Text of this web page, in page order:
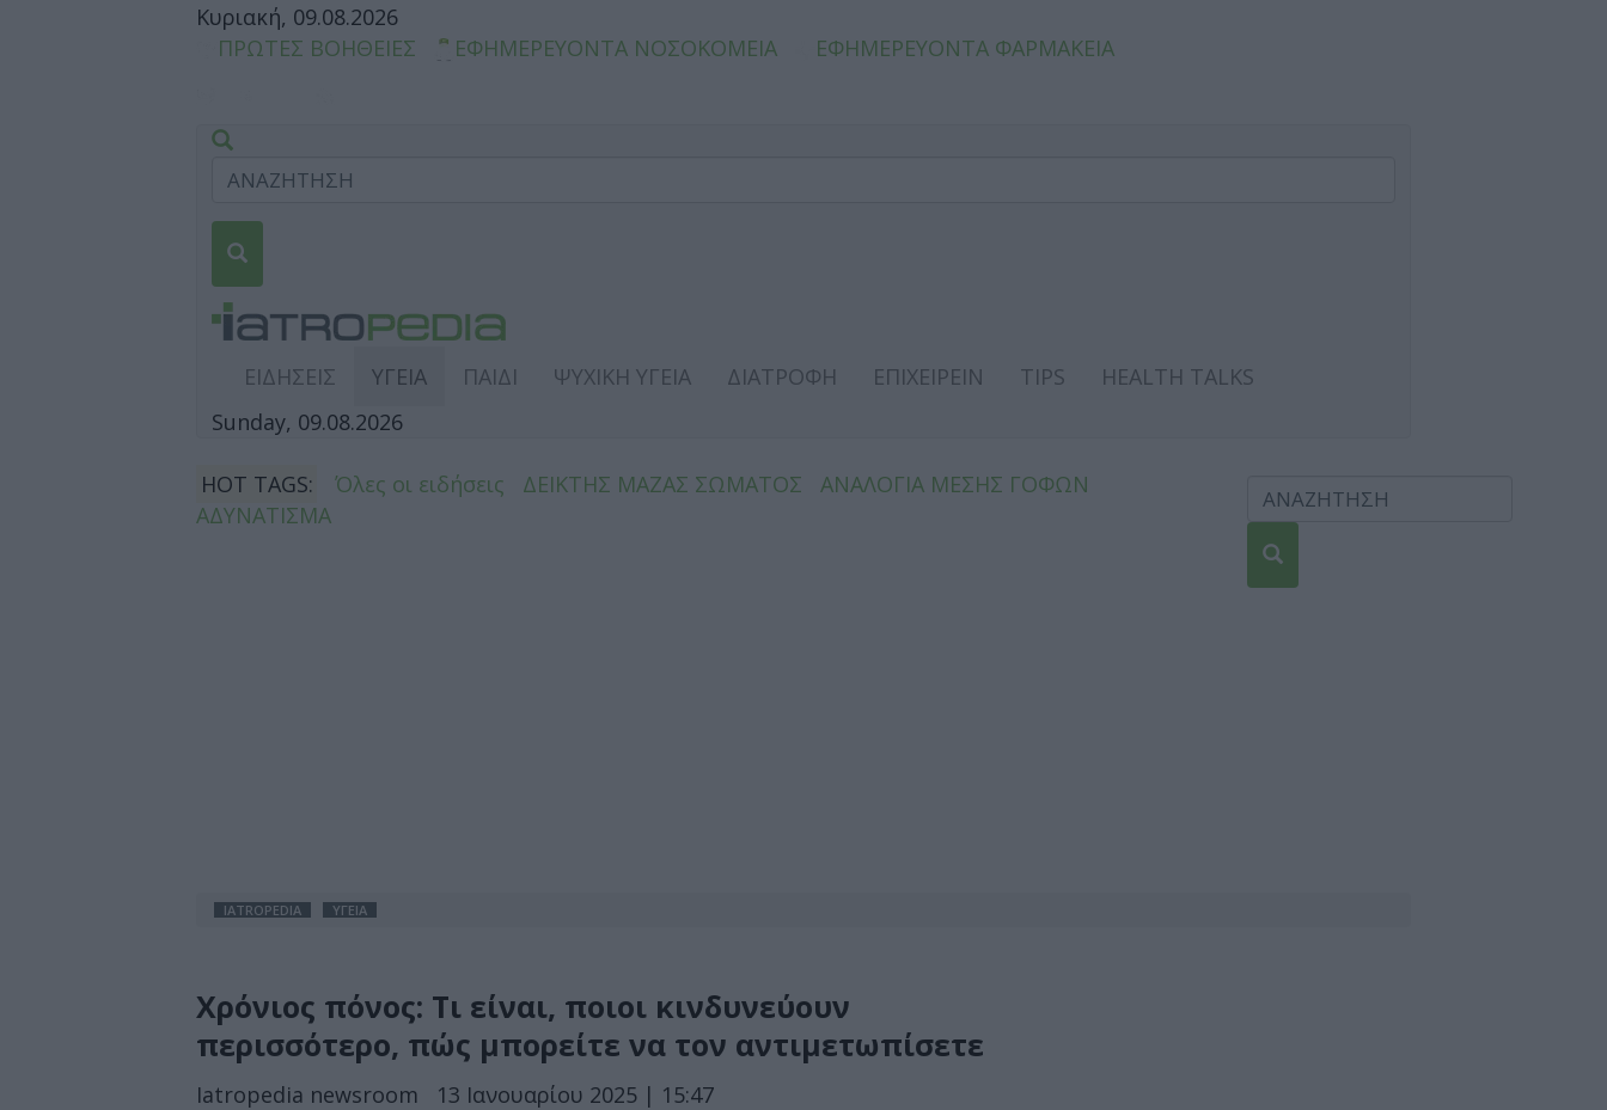
Κυριακή, 09.08.2026
ΠΡΩΤΕΣ ΒΟΗΘΕΙΕΣ
ΕΦΗΜΕΡΕΥΟΝΤΑ ΝΟΣΟΚΟΜΕΙΑ ΕΦΗΜΕΡΕΥΟΝΤΑ ΦΑΡΜΑΚΕΙΑ
ΕΙΔΗΣΕΙΣ ΥΓΕΙΑ ΠΑΙΔΙ ΨΥΧΙΚΗ ΥΓΕΙΑ ΔΙΑΤΡΟΦΗ ΕΠΙΧΕΙΡΕΙΝ TIPS
HEALTH TALKS
Sunday, 09.08.2026
HOT TAGS: Όλες οι ειδήσεις ΔΕΙΚΤΗΣ ΜΑΖΑΣ ΣΩΜΑΤΟΣ
ΑΝΑΛΟΓΙΑ ΜΕΣΗΣ ΓΟΦΩΝ
ΑΔΥΝΑΤΙΣΜΑ
IATROPEDIA ΥΓΕΙΑ
Χρόνιος πόνος: Τι είναι, ποιοι κινδυνεύουν
περισσότερο, πώς μπορείτε να τον αντιμετωπίσετε
Iatropedia newsroom 13 Ιανουαρίου 2025 | 15:47